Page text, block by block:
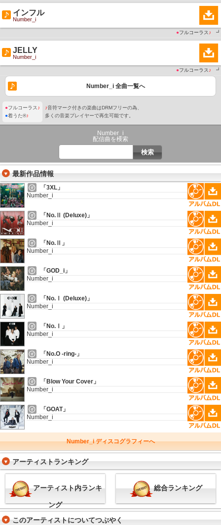
インフル
Number_i
●フルコーラス ♪ ┛
JELLY
Number_i
●フルコーラス ♪ ┛
Number_i 全曲一覧へ
●フルコーラス ♪
●着うた®♪
♪音符マーク付きの楽曲はDRMフリーの為、
多くの音楽プレイヤーで再生可能です。
Number_i
配信曲を検索
最新作品情報
「3XL」
Number_i
「No.Ⅱ (Deluxe)」
Number_i
「No.Ⅱ」
Number_i
「GOD_i」
Number_i
「No.Ⅰ (Deluxe)」
Number_i
「No.Ⅰ」
Number_i
「No.O -ring-」
Number_i
「Blow Your Cover」
Number_i
「GOAT」
Number_i
Number_i ディスコグラフィーへ
アーティストランキング
アーティスト内ランキ
ング
総合ランキング
このアーティストについてつぶやく